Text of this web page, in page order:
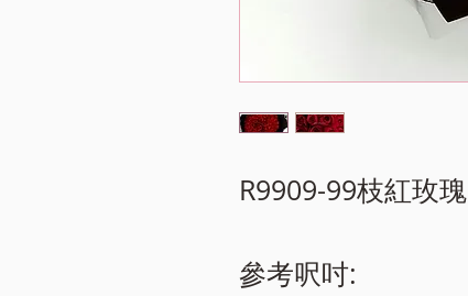
R9909-99枝紅玫瑰
參考呎吋: